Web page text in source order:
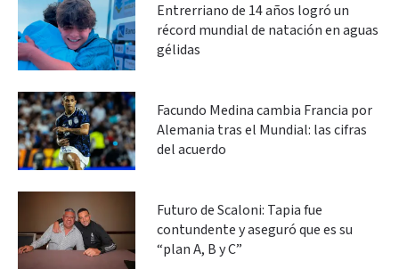
Entrerriano de 14 años logró un
récord mundial de natación en aguas
gélidas
Facundo Medina cambia Francia por
Alemania tras el Mundial: las cifras
del acuerdo
Futuro de Scaloni: Tapia fue
contundente y aseguró que es su
“plan A, B y C”